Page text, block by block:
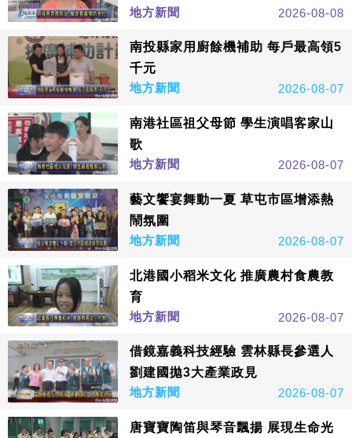
地方新聞 2026-08-08
南投縣家用廚餘機補助 每戶最高領5
千元
地方新聞
2026-08-07
南港社區祖父母節 學生演唱客家山
歌
地方新聞
2026-08-07
藝文饗宴舞動一夏 草屯市區增添熱
鬧氛圍
地方新聞
2026-08-07
北港國小稻米文化 推廣農村食農教
育
地方新聞
2026-08-07
借鏡嘉義科技經驗 雲林縣長參選人
劉建國拋3大產業政見
地方新聞
2026-08-07
唐寶寶陶笛與琴音飄揚 展現生命光